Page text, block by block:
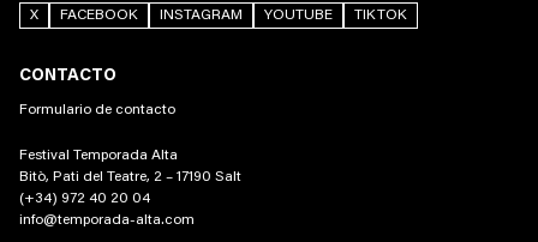
X FACEBOOK INSTAGRAM YOUTUBE TIKTOK
CONTACTO
Formulario de contacto
Festival Temporada Alta
Bitò, Pati del Teatre, 2 – 17190 Salt
(+34) 972 40 20 04
info@temporada-alta.com